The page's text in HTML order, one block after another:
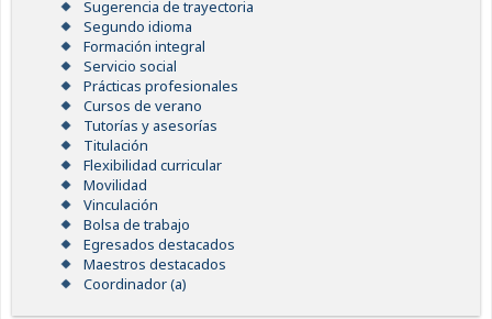
Sugerencia de trayectoria
Segundo idioma
Formación integral
Servicio social
Prácticas profesionales
Cursos de verano
Tutorías y asesorías
Titulación
Flexibilidad curricular
Movilidad
Vinculación
Bolsa de trabajo
Egresados destacados
Maestros destacados
Coordinador (a)